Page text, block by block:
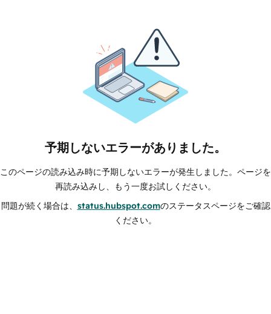
予期しないエラーがありました。
このページの読み込み時に予期しないエラーが発生しました。ページを
再読み込みし、もう一度お試しください。
問題が続く場合は、 status.hubspot.comのステータスページをご確認
ください。